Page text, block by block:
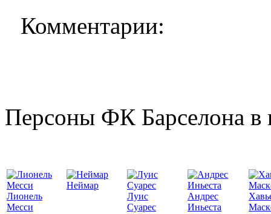
Комментарии:
Персоны ФК Барселона в
Лионель
Месси
Неймар
Луис
Суарес
Андрес
Иньеста